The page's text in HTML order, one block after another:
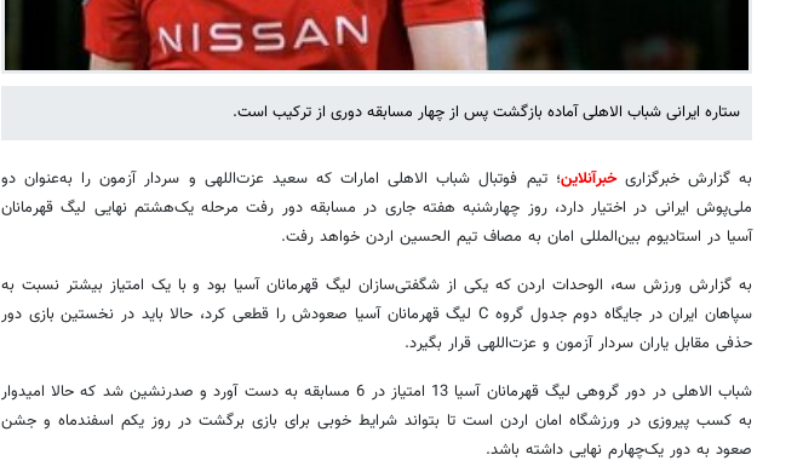
ستاره ایرانی شباب الاهلی آماده بازگشت پس از چهار مسابقه دوری از ترکیب است.
به گزارش خبرگزاریخبرآنلاین؛ تیم فوتبال شباب الاهلی امارات که سعید عزت‌اللهی و سردار آزمون را به‌عنوان دو
ملی‌پوش ایرانی در اختیار دارد، روز چهارشنبه هفته جاری در مسابقه دور رفت مرحله یک‌هشتم نهایی لیگ قهرمانان
آسیا در استادیوم بین‌المللی امان به مصاف تیم الحسین اردن خواهد رفت.
به گزارش ورزش سه، الوحدات اردن که یکی از شگفتی‌سازان لیگ قهرمانان آسیا بود و با یک امتیاز بیشتر نسبت به
سپاهان ایران در جایگاه دوم جدول گروه C لیگ قهرمانان آسیا صعودش را قطعی کرد، حالا باید در نخستین بازی دور
حذفی مقابل یاران سردار آزمون و عزت‌اللهی قرار بگیرد.
شباب الاهلی در دور گروهی لیگ قهرمانان آسیا 13 امتیاز در 6 مسابقه به دست آورد و صدرنشین شد که حالا امیدوار
به کسب پیروزی در ورزشگاه امان اردن است تا بتواند شرایط خوبی برای بازی برگشت در روز یکم اسفندماه و جشن
صعود به دور یک‌چهارم نهایی داشته باشد.